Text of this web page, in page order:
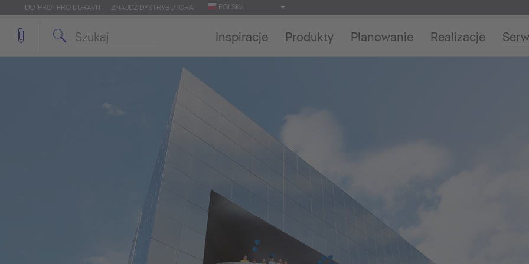
DO 'PRO': PRO.DURAVIT ZNAJDŹ DYSTRYBUTORA POLSKA
Inspiracje Produkty Planowanie Realizacje